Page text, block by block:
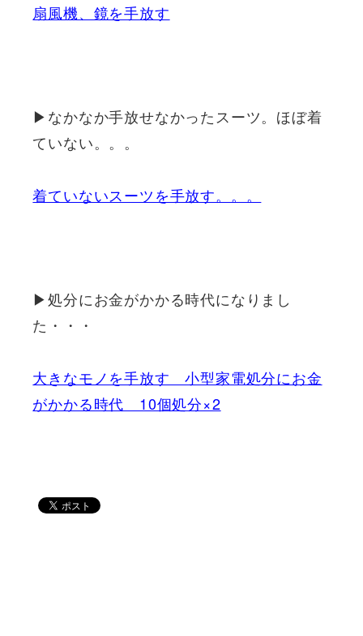
扇風機、鏡を手放す
▶なかなか手放せなかったスーツ。ほぼ着
ていない。。。
着ていないスーツを手放す。。。
▶処分にお金がかかる時代になりまし
た・・・
大きなモノを手放す 小型家電処分にお金
がかかる時代 10個処分×2